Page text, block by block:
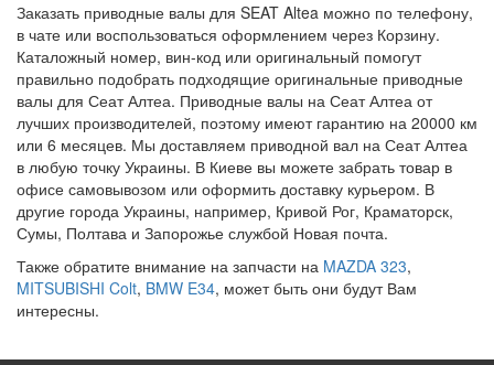
Заказать приводные валы для SEAT Altea можно по телефону,
в чате или воспользоваться оформлением через Корзину.
Каталожный номер, вин-код или оригинальный помогут
правильно подобрать подходящие оригинальные приводные
валы для Сеат Алтеа. Приводные валы на Сеат Алтеа от
лучших производителей, поэтому имеют гарантию на 20000 км
или 6 месяцев. Мы доставляем приводной вал на Сеат Алтеа
в любую точку Украины. В Киеве вы можете забрать товар в
офисе самовывозом или оформить доставку курьером. В
другие города Украины, например, Кривой Рог, Краматорск,
Сумы, Полтава и Запорожье службой Новая почта.
Также обратите внимание на запчасти на MAZDA 323,
MITSUBISHI Colt, BMW E34, может быть они будут Вам
интересны.